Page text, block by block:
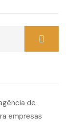
de
empresas